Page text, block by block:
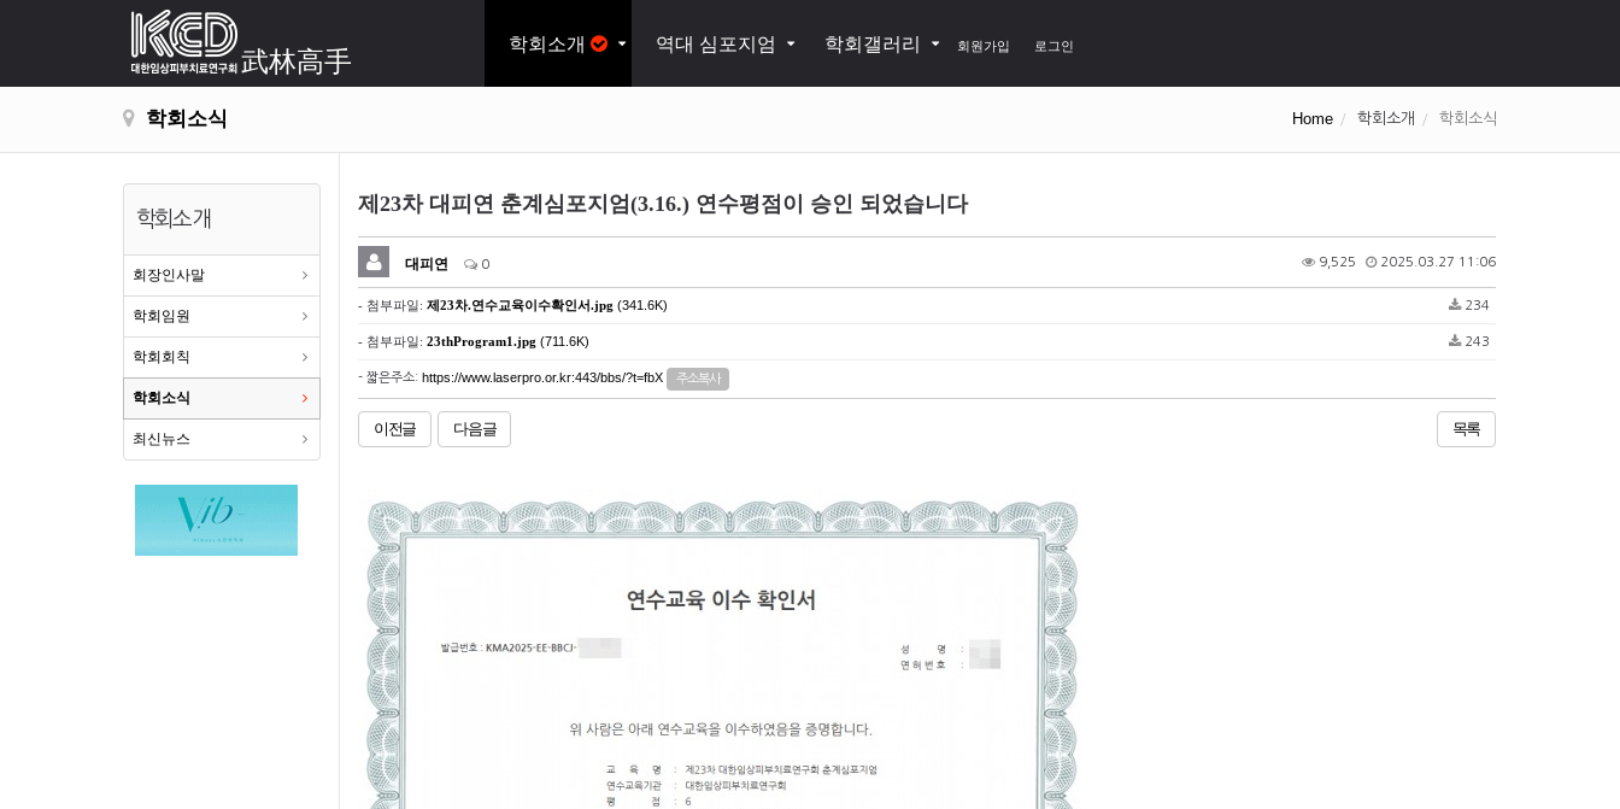
武林高手
학회소개 역대 심포지엄 학회갤러리 회원가입 로그인
학회소식 Home 학회소개 학회소식
학회소개
회장인사말
학회임원
학회회칙
학회소식
최신뉴스
제23차 대피연 춘계심포지엄(3.16.) 연수평점이 승인 되었습니다
대피연 0 9,525 2025.03.27 11:06
- 첨부파일: 제23차.연수교육이수확인서.jpg (341.6K) 234
- 첨부파일: 23thProgram1.jpg (711.6K) 243
- 짧은주소: https://www.laserpro.or.kr:443/bbs/?t=fbX 주소복사
이전글 다음글 목록